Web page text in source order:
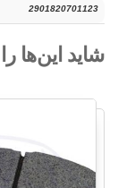
2901820701123
شاید این‌ها